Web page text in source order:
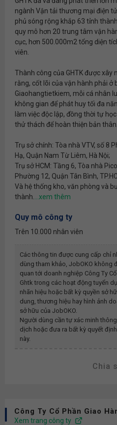
ngành Vận tải thương mại điện
phủ sóng rộng khắp 63 tỉnh
quy mô hơn 20 trung tâm vận
cục, hơn 500.000m2 tổng diện
viên.
Thành công của GHTK được xây
rằng, cốt lõi của vận hành phải ở
Giaohangtietkiem, mỗi cá nhân
không gian để phát huy tối đa
làm việc độc lập, đồng thời tự
thử thách để hoàn thiện bản thân.
Trụ sở chính: Tòa nhà VTV, số 8
Hạ, Quận Nam Từ Liêm, Hà Nội;
Trụ sở HCM: Tầng 6, Tòa nhà
Phường 12, Quận Tân Bình,
Và hệ thống kho, văn phòng và
thành.
Quy mô công ty
Trên 10.000 nhân viên
Các thông tin được cung cấp chỉ
dùng tham khảo, JobOKO không
quan tới doanh nghiệp Công Ty
Ghtk trong các hoạt động tuyển
nhãn hiệu hoặc bất kỳ quyền sở
dung, thương hiệu hay hình ảnh
sở hữu của JobOKO.
Người dùng cần tự xác minh
dịch hoặc đưa ra bất kỳ quyết
này.
Chia
Công Ty Cổ Phần Giao
Xem trang công ty